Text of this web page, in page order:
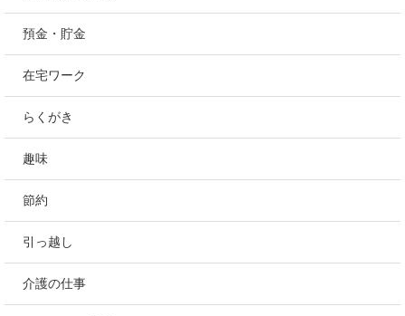
預金・貯金
在宅ワーク
らくがき
趣味
節約
引っ越し
介護の仕事